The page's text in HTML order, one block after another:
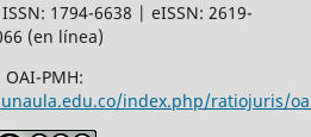
1794-6638 | eISSN: 2619-
(en línea)
OAI-PMH:
index.php/ratiojuris/